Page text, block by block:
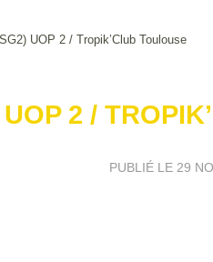
UOP 2 / Tropik’Club Toulouse
2 /
PUBLIÉ LE 29